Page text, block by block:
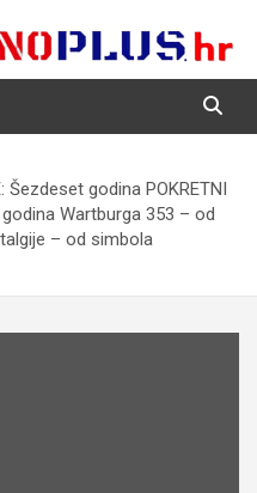
Šezdeset godina POKRETNI
godina Wartburga 353 – od
– od simbola